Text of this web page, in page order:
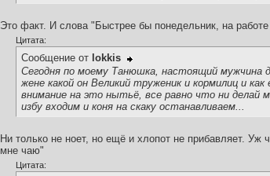
Это факт. И слова "Быстрее бы понедельник, на работе
Цитата:
Сообщение от lokkis
Сегодня по моему Танюшка, настоящий
жене какой он Великий труженик и кормилиц и
внимание на это нытьё, все равно что ни делай
избу входим и коня на скаку останавливаем...
Ни только не ноет, но ещё и хлопот не прибавляет.
мне чаю"
Цитата: